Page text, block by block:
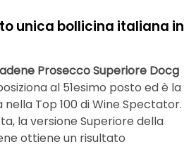
unica bollicina italiana in
Prosecco Superiore Docg
al 51esimo posto ed è la
Top 100 di Wine Spectator.
la versione Superiore della
ottiene un risultato